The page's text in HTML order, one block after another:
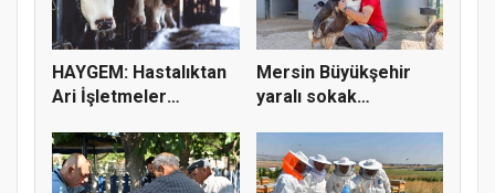
HAYGEM: Hastalıktan
Ari İşletmeler
Mersin Büyükşehir
yaralı sokak